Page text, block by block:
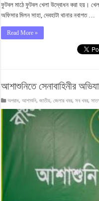
ফুটবল মাঠে ফুটবল খেলা উদ্বোধন করা হয়। খেলা
অফিসার মিলন সাহা, দেবহাটা থানার নবাগত …
Read More »
আশাশুনিতে সেনাবাহিনীর
অপরাধ,আশাশুনি,জাতীয়,জেলার খবর,সব খবর,